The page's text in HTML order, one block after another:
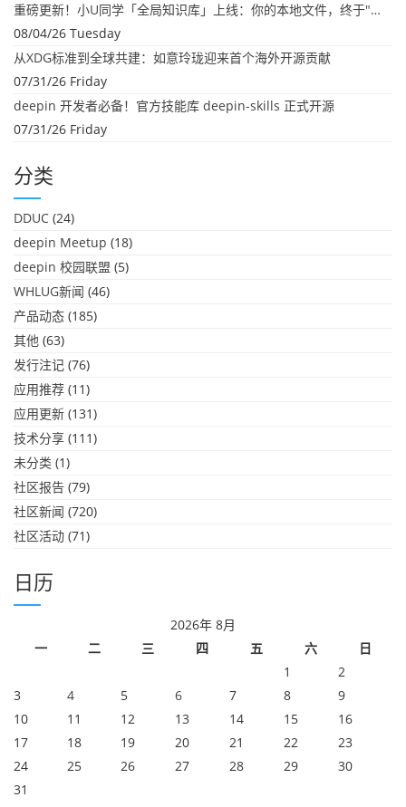
重磅更新！小U同学「全局知识库」上线：你的本地文件，终于"活"起来了
08/04/26 Tuesday
从XDG标准到全球共建：如意玲珑迎来首个海外开源贡献
07/31/26 Friday
deepin 开发者必备！官方技能库 deepin-skills 正式开源
07/31/26 Friday
分类
DDUC (24)
deepin Meetup (18)
deepin 校园联盟 (5)
WHLUG新闻 (46)
产品动态 (185)
其他 (63)
发行注记 (76)
应用推荐 (11)
应用更新 (131)
技术分享 (111)
未分类 (1)
社区报告 (79)
社区新闻 (720)
社区活动 (71)
日历
2026年 8月
一
二 三 四 五 六
日
1
2
3
4 5 6 7 8
9
10
11 12 13 14 15
16
17
18 19 20 21 22
23
24
25 26 27 28 29
30
31